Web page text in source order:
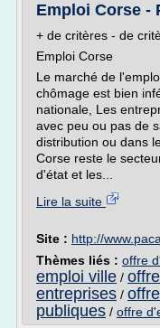
Emploi Corse -
+ de critères - de
Emploi Corse
Le marché de
chômage est bien
nationale, Les
avec peu ou pas de
distribution ou dans
Corse reste le
d'état et les...
Lire la suite
Site : http://
Thèmes liés : offre
emploi ville /
entreprises /
publiques / offre